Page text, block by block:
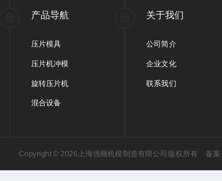
产品导航
压片模具
压片机冲模
旋转压片机
混合设备
关于我们
公司简介
企业文化
联系我们
Copyright © 2026上海强顺机模制造有限公司版权所有 备